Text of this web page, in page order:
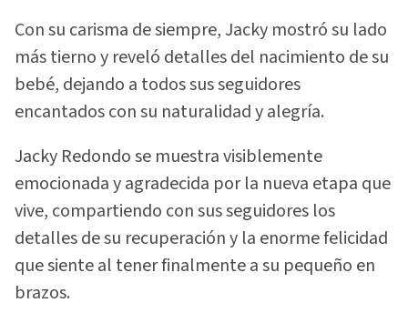
Con su carisma de siempre, Jacky mostró su lado
más tierno y reveló detalles del nacimiento de su
bebé, dejando a todos sus seguidores
encantados con su naturalidad y alegría.
Jacky Redondo se muestra visiblemente
emocionada y agradecida por la nueva etapa que
vive, compartiendo con sus seguidores los
detalles de su recuperación y la enorme felicidad
que siente al tener finalmente a su pequeño en
brazos.